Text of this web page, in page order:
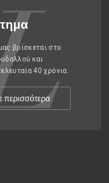
βρίσκεται στο
και
40 χρόνια.
περισσότερα